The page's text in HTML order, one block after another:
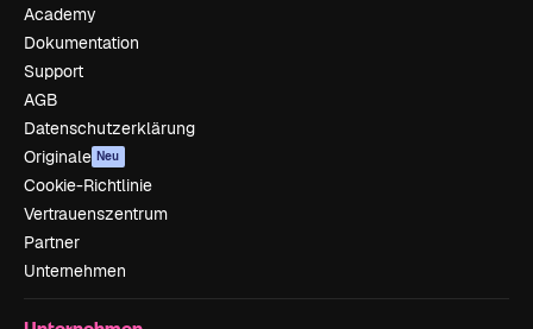
Academy
Dokumentation
Support
AGB
Datenschutzerklärung
Originale Neu
Cookie-Richtlinie
Vertrauenszentrum
Partner
Unternehmen